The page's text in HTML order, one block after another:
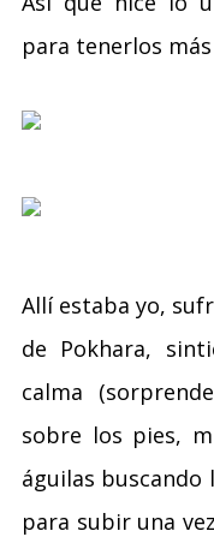
para tenerlos más
Allí estaba yo,
de Pokhara,
calma
sobre los pies,
águilas
para subir una